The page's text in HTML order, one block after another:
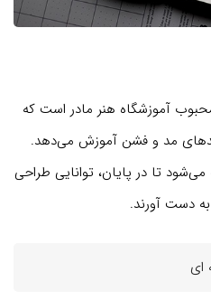
آموزشگاه هنر مادر است که
مد و فشن آموزش می‌دهد.
تا در پایان، توانایی طراحی
دست آورند.
ای